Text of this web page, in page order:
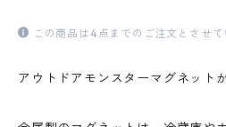
この商品は4点までのご注文とさせて
アウトドアモンスターマグネット